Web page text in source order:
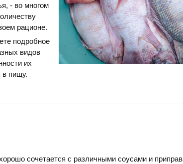
- во многом
рационе.
подробное
видов
их
в пищу.
сочетается с различными соусами и